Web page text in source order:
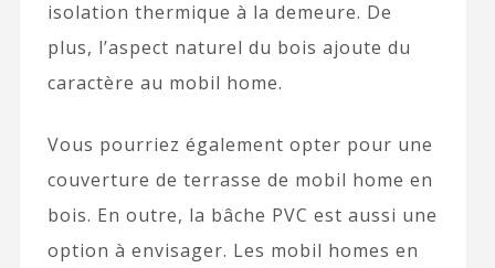
isolation thermique à la demeure. De
plus, l’aspect naturel du bois ajoute du
caractère au mobil home.
Vous pourriez également opter pour une
couverture de terrasse de mobil home en
bois. En outre, la bâche PVC est aussi une
option à envisager. Les mobil homes en